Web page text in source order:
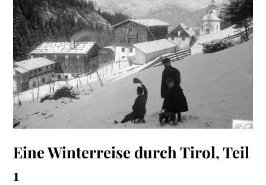
Eine Winterreise durch Tirol, Teil
1